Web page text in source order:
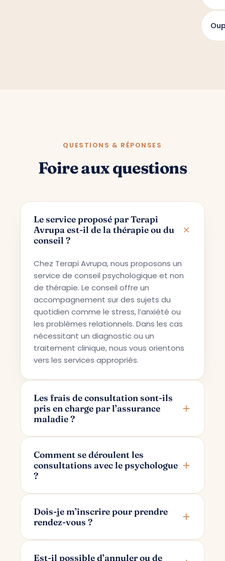
QUESTIONS & RÉPONSES
Foire aux questions
Le service proposé par Terapi
Avrupa est-il de la thérapie ou du
conseil ?
Chez Terapi Avrupa, nous proposons un
service de conseil psychologique et non
de thérapie. Le conseil offre un
accompagnement sur des sujets du
quotidien comme le stress, l’anxiété ou
les problèmes relationnels. Dans les cas
nécessitant un diagnostic ou un
traitement clinique, nous vous orientons
vers les services appropriés.
Les frais de consultation sont-ils
pris en charge par l’assurance
maladie ?
conseil privé ; pour cette raison, les frais
ne sont pas pris en charge par les
assurances maladie.
Comment se déroulent les
consultations avec le psychologue
?
via Google Meet. Après avoir pris votre
rendez-vous, un lien de consultation
Dois-je m’inscrire pour prendre
rendez-vous ?
d’indiquer votre nom et votre adresse e-
Est-il possible d’annuler ou de